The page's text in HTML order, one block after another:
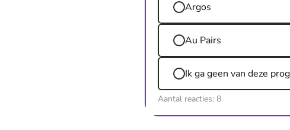
Argos
Au Pairs
Ik ga geen van deze
Aantal reacties: 8